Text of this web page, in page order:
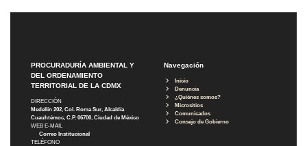
PROCURADURÍA AMBIENTAL Y
DEL ORDENAMIENTO
TERRITORIAL DE LA CDMX
DIRECCIÓN
Medellín 202, Col. Roma Sur, Alcaldía
Cuauhtémoc, C.P. 06700, Ciudad de México
WEB E-MAIL
Correo Institucional
TELÉFONO
Navegación
Inicio
Denuncia
¿Quiénes somos?
Micrositios
Comunicados
Consejo de Gobierno